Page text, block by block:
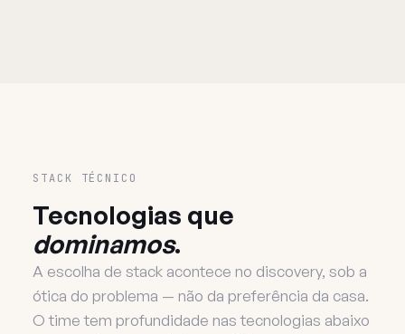
STACK TÉCNICO
Tecnologias que
dominamos.
A escolha de stack acontece no discovery, sob a
ótica do problema — não da preferência da casa.
O time tem profundidade nas tecnologias abaixo